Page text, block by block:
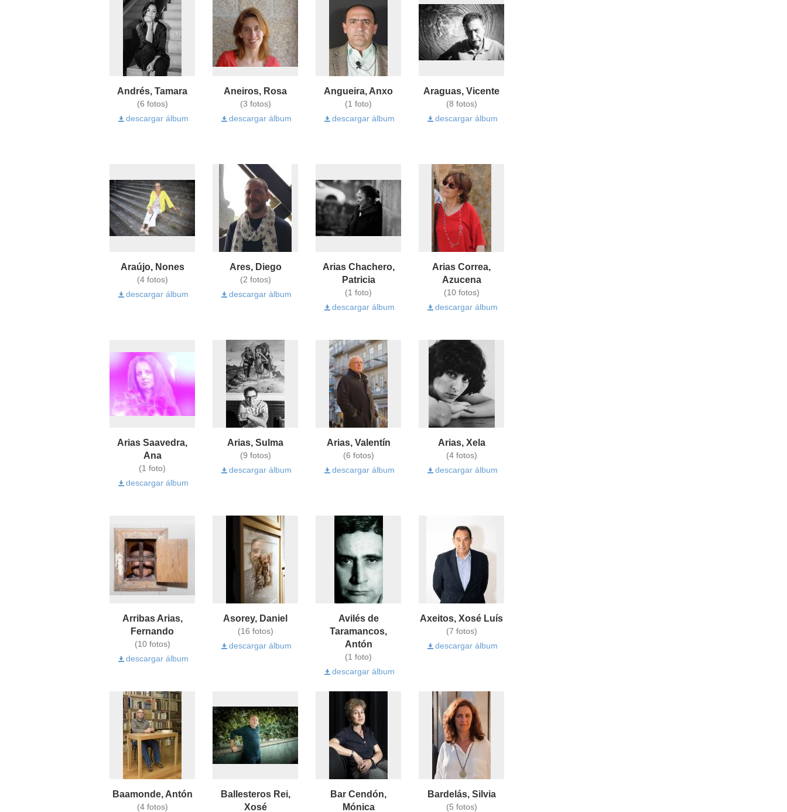
Andrés, Tamara
(6 fotos)
descargar álbum
Aneiros, Rosa
(3 fotos)
descargar álbum
Angueira, Anxo
(1 foto)
descargar álbum
Araguas, Vicente
(8 fotos)
descargar álbum
Araújo, Nones
(4 fotos)
descargar álbum
Ares, Diego
(2 fotos)
descargar álbum
Arias Chachero,
Patricia
(1 foto)
descargar álbum
Arias Correa,
Azucena
(10 fotos)
descargar álbum
Arias Saavedra,
Ana
(1 foto)
descargar álbum
Arias, Sulma
(9 fotos)
descargar álbum
Arias, Valentín
(6 fotos)
descargar álbum
Arias, Xela
(4 fotos)
descargar álbum
Arribas Arias,
Fernando
(10 fotos)
descargar álbum
Asorey, Daniel
(16 fotos)
descargar álbum
Avilés de
Taramancos,
Antón
(1 foto)
descargar álbum
Axeitos, Xosé Luís
(7 fotos)
descargar álbum
Baamonde, Antón
(4 fotos)
Ballesteros Rei,
Xosé
Bar Cendón,
Mónica
Bardelás, Silvia
(5 fotos)